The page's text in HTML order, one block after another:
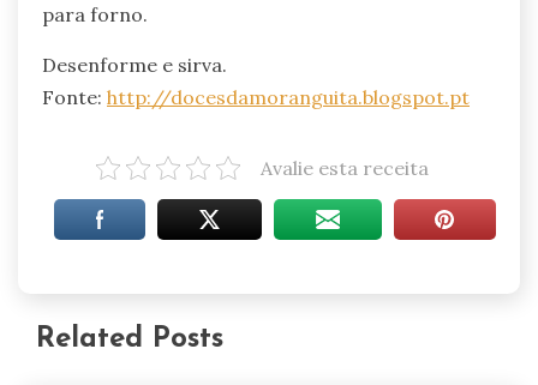
para forno.
Desenforme e sirva.
Fonte: http://docesdamoranguita.blogspot.pt
Avalie esta receita
Related Posts